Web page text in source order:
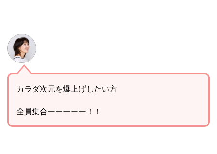
カラダ次元を爆上げしたい方
全員集合ーーーーー！！